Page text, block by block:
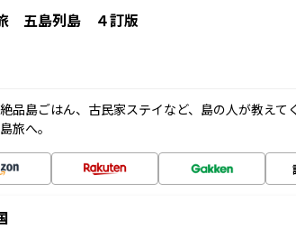
五島列島 ４訂版
品島ごはん、古民家ステイなど、島の人が教えて
旅へ。